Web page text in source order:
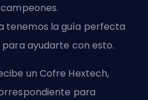
tenemos laguía perfecta
ayudarte con esto.
un Cofre Hextech,
para